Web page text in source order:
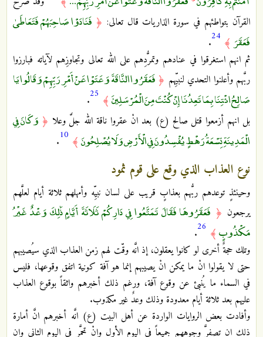
القرآن بتواطئهم في سورة الذاريات قال تعالى: ﴿ فَنَادَوْا صَاحِبَهُمْ فَتَعَاطَىٰ
فَعَقَرَ ﴾ 24
.
ثم انهم استغرقوا في عنادهم وتمرُّدِهم على الله تعالى وتجاوزِهم لآياته فبارزوا
ربَّهم وأعلنوا التحدي لنبيِّهم ﴿ فَعَقَرُوا النَّاقَةَ وَعَتَوْا عَنْ أَمْرِ رَبِّهِمْ وَقَالُوا يَا
صَالِحُ ائْتِنَا بِمَا تَعِدُنَا إِنْ كُنْتَ مِنَ الْمُرْسَلِينَ ﴾ 25
.
بل انهم أزمعوا قتل صالح (ع) بعد انْ عقروا ناقة الله جلَّ وعلا ﴿ وَكَانَ فِي
الْمَدِينَةِ تِسْعَةُ رَهْطٍ يُفْسِدُونَ فِي الْأَرْضِ وَلَا يُصْلِحُونَ ﴾ 10
.
نوع العذاب الذي وقع على قوم ثمود
وحينئذٍ توعدهم ربُّهم بعذابٍ قريب على لسان نبيِّه وأمهلهم ثلاثة أيام لعلَّهم
يرجعون ﴿ فَعَقَرُوهَا فَقَالَ تَمَتَّعُوا فِي دَارِكُمْ ثَلَاثَةَ أَيَّامٍ ذَٰلِكَ وَعْدٌ غَيْرُ
مَكْذُوبٍ ﴾ 26
.
وتلك حجةٌ أخرى لو كانوا يعقلون، إذ انَّه وقّت لهم زمن العذاب الذي سيُصيبهم
حتى لا يقولوا انْ ما يمكن انْ يصيبهم إنما هو آفة كونية اتفق وقوعها، فليس
في السماء ما يُنبئ عن وقوع آفة، ورغم ذلك أخبرهم واثقاً بوقوع العذاب
عليهم بعد ثلاثة أيام معدودة وذلك وعدٌ غير مكذوب.
وأفادت بعض الروايات الواردة عن أهل البيت (ع) انَّه أخبرهم انَّ أمارة
ذلك ان تصفرَّ وجوههم جميعاً في اليوم الأول وانْ تحمَّر في اليوم الثاني وان